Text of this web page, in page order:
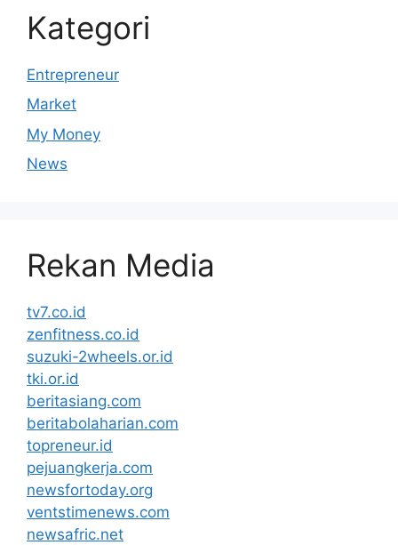
Kategori
Entrepreneur
Market
My Money
News
Rekan Media
tv7.co.id
zenfitness.co.id
suzuki-2wheels.or.id
tki.or.id
beritasiang.com
beritabolaharian.com
topreneur.id
pejuangkerja.com
newsfortoday.org
ventstimenews.com
newsafric.net